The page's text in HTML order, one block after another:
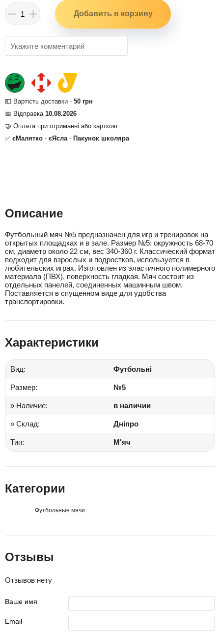
💵 Вартість доставки - 50 грн
📅 Відправка 10.08.2026
🤝 Оплата при отриманні або карткою
✅ єМалятко - єЯсла- Пакунок школяра
Описание
Футбольный мяч №5 предназначен для игр и тренировок на
открытых площадках и в зале. Размер №5: окружность 68-70
см, диаметр около 22 см, вес 340-360 г. Классический формат
подходит для взрослых и подростков, используется в
любительских играх. Изготовлен из эластичного полимерного
материала (ПВХ), поверхность гладкая. Мяч состоит из
отдельных панелей, соединенных машинным швом.
Поставляется в спущенном виде для удобства
транспортировки.
Характеристики
Вид: Футбольні
Размер: №5
» Наличие: в наличии
» Склад: Дніпро
Тип: М'яч
Категории
Футбольные мячи
Отзывы
Отзывов нету
Ваше имя
Email